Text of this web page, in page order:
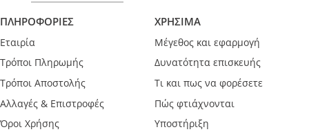
ΠΛΗΡΟΦΟΡΙΕΣ
Εταιρία
Τρόποι Πληρωμής
Τρόποι Αποστολής
Αλλαγές & Επιστροφές
Όροι Χρήσης
ΧΡΗΣΙΜΑ
Μέγεθος και εφαρμογή
Δυνατότητα επισκευής
Τι και πως να φορέσετε
Πώς φτιάχνονται
Υποστήριξη